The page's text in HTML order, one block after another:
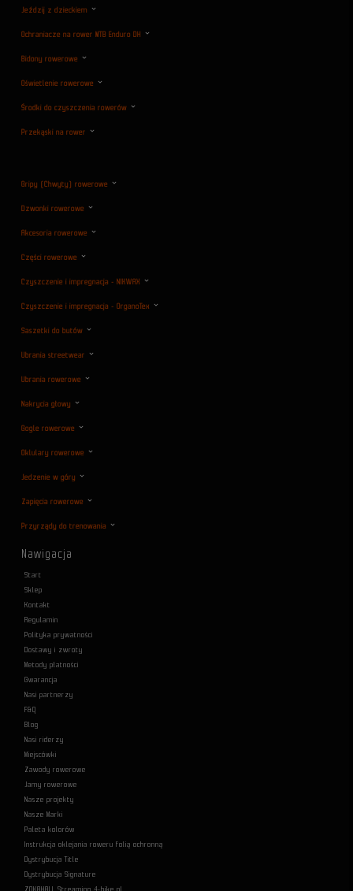
Jeździj z dzieckiem
Ochraniacze na rower MTB Enduro DH
Bidony rowerowe
Oświetlenie rowerowe
Środki do czyszczenia rowerów
Przekąski na rower
Gripy (Chwyty) rowerowe
Dzwonki rowerowe
Akcesoria rowerowe
Części rowerowe
Czyszczenie i impregnacja - NIKWAX
Czyszczenie i impregnacja - OrganoTex
Saszetki do butów
Ubrania streetwear
Ubrania rowerowe
Nakrycia głowy
Gogle rowerowe
Oklulary rowerowe
Jedzenie w góry
Zapięcia rowerowe
Przyrządy do trenowania
Nawigacja
Start
Sklep
Kontakt
Regulamin
Polityka prywatności
Dostawy i zwroty
Metody płatności
Gwarancja
Nasi partnerzy
F&Q
Blog
Nasi riderzy
Miejscówki
Zawody rowerowe
Jamy rowerowe
Nasze projekty
Nasze Marki
Paleta kolorów
Instrukcja oklejania roweru folią ochronną
Dystrybucja Title
Dystrybucja Signature
ZOKAHALL Streaming 4-bike.pl